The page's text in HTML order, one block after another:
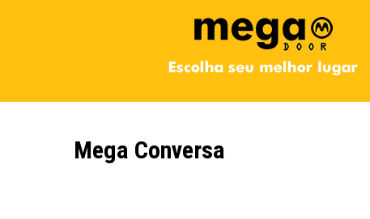
Mega Conversa